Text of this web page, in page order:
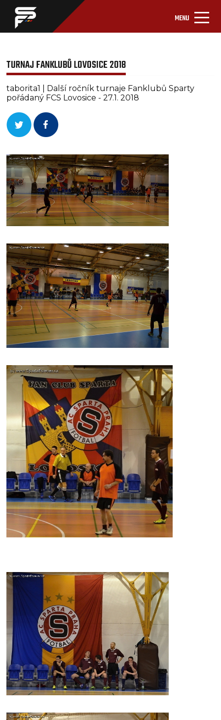
MENU
TURNAJ FANKLUBŮ LOVOSICE 2018
taborita1 | Další ročník turnaje Fanklubů Sparty
pořádaný FCS Lovosice - 27.1. 2018